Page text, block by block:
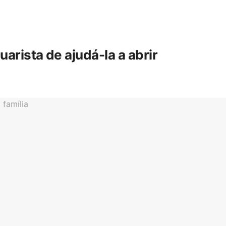
de ajudá-la a abrir